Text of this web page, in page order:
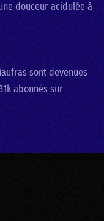
douceur acidulée à
sont devenues
abonnés sur